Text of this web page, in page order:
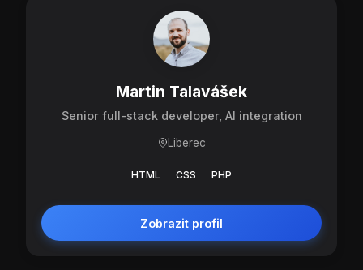
Martin Talavášek
Senior full-stack developer, AI integration
Liberec
HTML CSS PHP
Zobrazit profil